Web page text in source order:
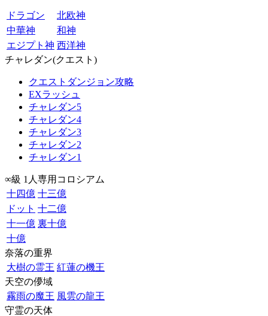
ドラゴン
北欧神
中華神
和神
エジプト神 西洋神
チャレダン(クエスト)
クエストダンジョン攻略
EXラッシュ
チャレダン5
チャレダン4
チャレダン3
チャレダン2
チャレダン1
∞級 1人専用コロシアム
十四億 十三億
ドット 十二億
十一億 裏十億
十億
奈落の重界
大樹の霊王 紅蓮の機王
天空の儚域
霧雨の魔王 風雲の龍王
守霊の天体